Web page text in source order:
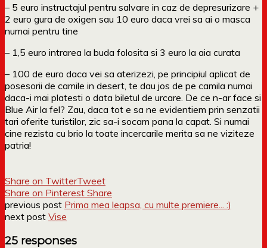
– 5 euro instructajul pentru salvare in caz de depresurizare +
2 euro gura de oxigen sau 10 euro daca vrei sa ai o masca
numai pentru tine
– 1,5 euro intrarea la buda folosita si 3 euro la aia curata
– 100 de euro daca vei sa aterizezi, pe principiul aplicat de
posesorii de camile in desert, te dau jos de pe camila numai
daca-i mai platesti o data biletul de urcare. De ce n-ar face si
Blue Air la fel? Zau, daca tot e sa ne evidentiem prin senzatii
tari oferite turistilor, zic sa-i socam pana la capat. Si numai
cine rezista cu brio la toate incercarile merita sa ne viziteze
patria!
Share on TwitterTweet
Share on Pinterest Share
previous post Prima mea leapsa, cu multe premiere... :)
next post Vise
25 responses